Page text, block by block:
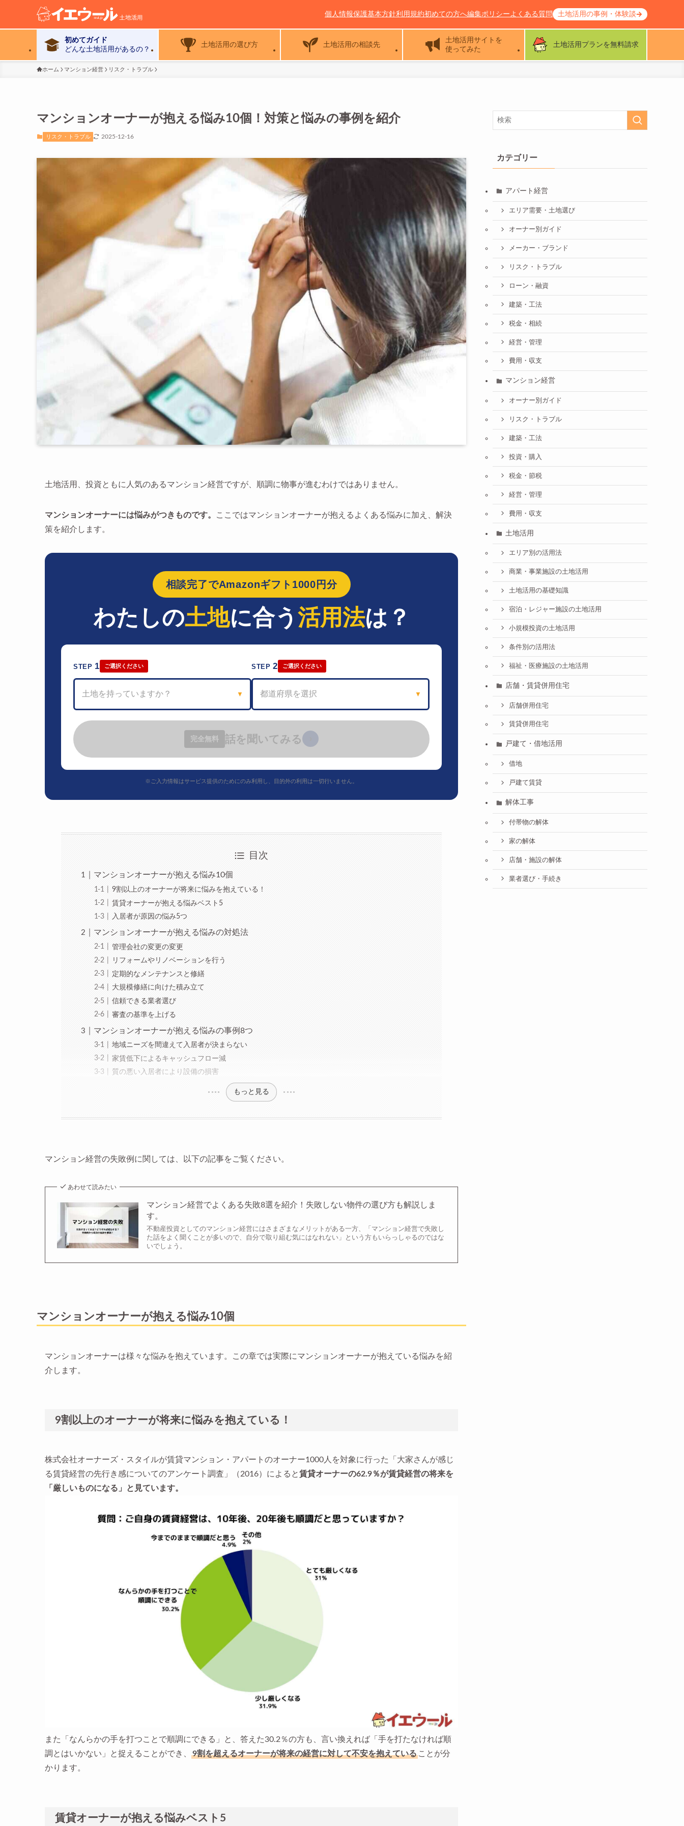
初めてガイド
どんな土地活用があるの？
土地活用の選び方 土地活用の相談先
土地活用サイトを
使ってみた
土地活用プランを無料請求
個人情報保護基本方針利用規約初めての方へ編集ポリシーよくある質問 土地活用の事例・体験談
ホーム マンション経営 リスク・トラブル
マンションオーナーが抱える悩み10個！対策と悩みの事例を紹介
リスク・トラブル 2025-12-16
土地活用、投資ともに人気のあるマンション経営ですが、順調に物事が進むわけではありません。
マンションオーナーには悩みがつきものです。
ここではマンションオーナーが抱えるよくある悩みに加え、解決
策を紹介します。
相談完了でAmazonギフト1000円分
わたしの土地に合う 活用法は？
STEP 1 ご選択ください
土地を持っていますか？ ▼
STEP2 ご選択ください
都道府県を選択 ▼
完全無料 話を聞いてみる
※ご入力情報はサービス提供のためにのみ利用し、目的外の利用は一切行いません。
目次
マンションオーナーが抱える悩み10個
9割以上のオーナーが将来に悩みを抱えている！
賃貸オーナーが抱える悩みベスト5
入居者が原因の悩み5つ
マンションオーナーが抱える悩みの対処法
管理会社の変更の変更
リフォームやリノベーションを行う
定期的なメンテナンスと修繕
大規模修繕に向けた積み立て
信頼できる業者選び
審査の基準を上げる
マンションオーナーが抱える悩みの事例8つ
地域ニーズを間違えて入居者が決まらない
家賃低下によるキャッシュフロー減
質の悪い入居者により設備の損害
もっと見る
マンション経営の失敗例に関しては、以下の記事をご覧ください。
あわせて読みたい
マンション経営でよくある失敗8選を紹介！失敗しない物件の選び方も解説しま
す。
不動産投資としてのマンション経営にはさまざまなメリットがある一方、「マンション経営で失敗し
た話をよく聞くことが多いので、自分で取り組む気にはなれない」という方もいらっしゃるのではな
いでしょう。
マンションオーナーが抱える悩み10個
マンションオーナーは様々な悩みを抱えています。この章では実際にマンションオーナーが抱えている悩みを紹
介します。
9割以上のオーナーが将来に悩みを抱えている！
株式会社オーナーズ・スタイルが賃貸マンション・アパートのオーナー1000人を対象に行った「大家さんが感じ
る賃貸経営の先行き感についてのアンケート調査」（2016）によると賃貸オーナーの62.9％が賃貸経営の将来を
「厳しいものになる」と見ています。
また「なんらかの手を打つことで順調にできる」と、答えた30.2％の方も、言い換えれば「手を打たなければ順
調とはいかない」と捉えることができ、
9割を超えるオーナーが将来の経営に対して不安を抱えている ことが分
かります。
賃貸オーナーが抱える悩みベスト5
カテゴリー
アパート経営
エリア需要・土地選び
オーナー別ガイド
メーカー・ブランド
リスク・トラブル
ローン・融資
建築・工法
税金・相続
経営・管理
費用・収支
マンション経営
オーナー別ガイド
リスク・トラブル
建築・工法
投資・購入
税金・節税
経営・管理
費用・収支
土地活用
エリア別の活用法
商業・事業施設の土地活用
土地活用の基礎知識
宿泊・レジャー施設の土地活用
小規模投資の土地活用
条件別の活用法
福祉・医療施設の土地活用
店舗・賃貸併用住宅
店舗併用住宅
賃貸併用住宅
戸建て・借地活用
借地
戸建て賃貸
解体工事
付帯物の解体
家の解体
店舗・施設の解体
業者選び・手続き